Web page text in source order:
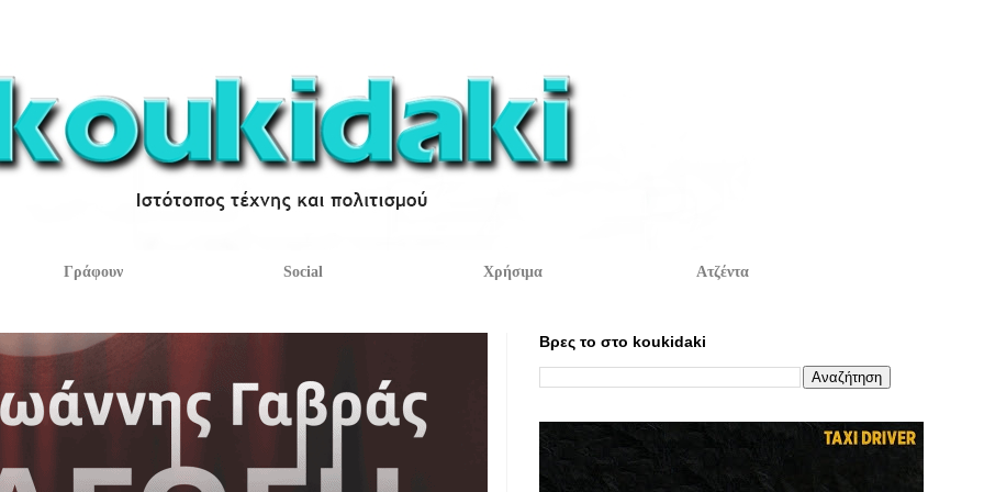
Γράφουν Social Χρήσιμα Ατζέντα
Βρες το στο koukidaki